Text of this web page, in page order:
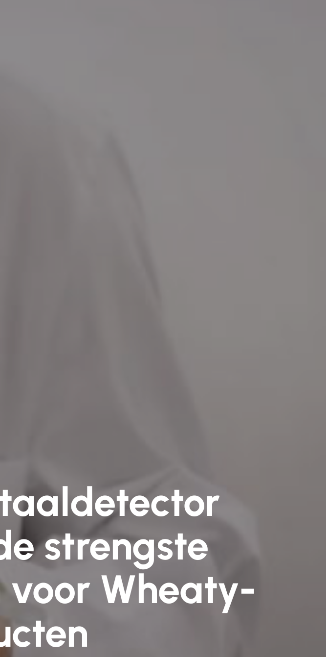
strengste
Wheaty-